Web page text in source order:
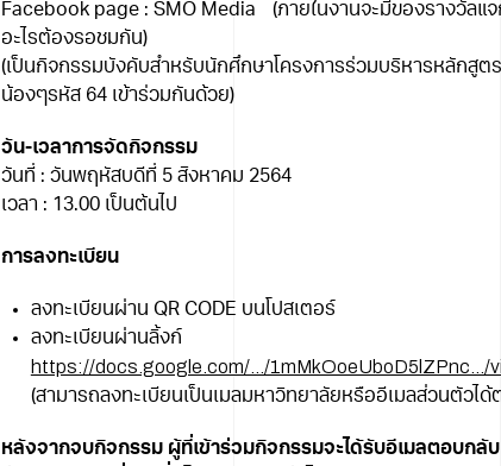
Facebook page : SMO Media (ภายในงานจะมีของรางวัลแ
อะไรต้องรอชมกัน)
(เป็นกิจกรรมบังคับสำหรับนักศึกษาโครงการร่วมบริหารหลักสูต
น้องๆรหัส 64 เข้าร่วมกันด้วย)
วัน-เวลาการจัดกิจกรรม
วันที่ : วันพฤหัสบดีที่ 5 สิงหาคม 2564
เวลา : 13.00 เป็นต้นไป
การลงทะเบียน
ลงทะเบียนผ่าน QR CODE บนโปสเตอร์
ลงทะเบียนผ่านลิ้งก์
https://docs.google.com/…/1mMkOoeUboD5lZPnc…/
(สามารถลงทะเบียนเป็นเมลมหาวิทยาลัยหรืออีเมลส่วนตัวได้
หลังจากจบกิจกรรม ผู้ที่เข้าร่วมกิจกรรมจะได้รับอีเมลตอบกลับ